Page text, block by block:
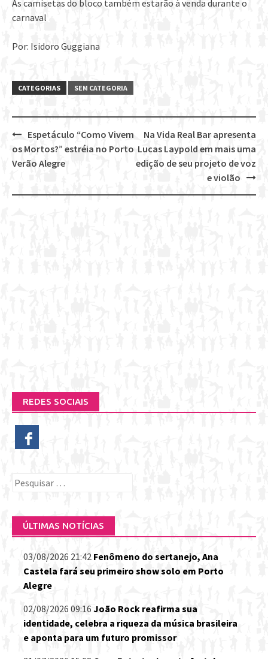
As camisetas do bloco também estarão à venda durante o
carnaval
Por: Isidoro Guggiana
CATEGORIAS SEM CATEGORIA
Post
navigation
Na Vida Real Bar apresenta
Lucas Laypold em mais uma
edição de seu projeto de voz
e violão
Espetáculo “Como Vivem
os Mortos?” estréia no Porto
Verão Alegre
REDES SOCIAIS
Pesquisar
ÚLTIMAS NOTÍCIAS
03/08/2026 21:42 Fenômeno do sertanejo, Ana
Castela fará seu primeiro show solo em Porto
Alegre
02/08/2026 09:16 João Rock reafirma sua
identidade, celebra a riqueza da música brasileira
e aponta para um futuro promissor